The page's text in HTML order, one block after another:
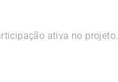
ativa no projeto.